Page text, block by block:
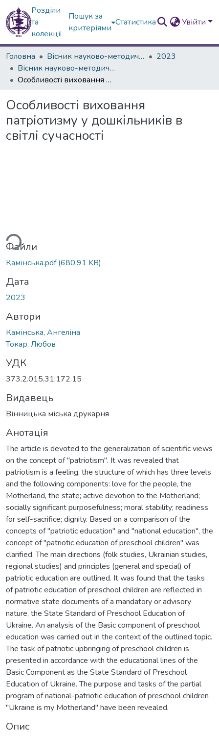
Розділи
та
колекції
Пошук за
критеріями
Статистика Увійти
Головна Вісник науково-методичних досліджень ВГПК
2023
Вісник науково-методичних досліджень ВГПК № 2 (43)
Особливості виховання патріотизму у дошкільників в світлі сучасності
Особливості виховання
патріотизму у дошкільників в
світлі сучасності
Файли
Камінська.pdf(680,91 KB)
Дата
2023
Автори
Камінська, Ангеліна
Токар, Любов
УДК
373.2.015.31:172.15
Видавець
Вінницька міська друкарня
Анотація
The article is devoted to the generalization of scientific views
on the concept of "patriotism". It was revealed that
patriotism is a feeling, the structure of which has three levels
and the following components: love for the people, the
Motherland, the state; active devotion to the Motherland;
socially significant purposefulness; moral stability; readiness
for self-sacrifice; dignity. Based on a comparison of the
concepts of "patriotic education" and "national education", the
concept of "patriotic education of preschool children" was
clarified. The main directions (folk studies, Ukrainian studies,
regional studies) and principles (general and special) of
patriotic education are outlined. It was found that the tasks
of patriotic education of preschool children are reflected in
normative state documents of a mandatory or advisory
nature, the State Standard of Preschool Education of
Ukraine. An analysis of the Basic component of preschool
education was carried out in the context of the outlined topic.
The task of patriotic upbringing of preschool children is
presented in accordance with the educational lines of the
Basic Component as the State Standard of Preschool
Education of Ukraine. The purpose and tasks of the partial
program of national-patriotic education of preschool children
"Ukraine is my Motherland" have been revealed.
Опис